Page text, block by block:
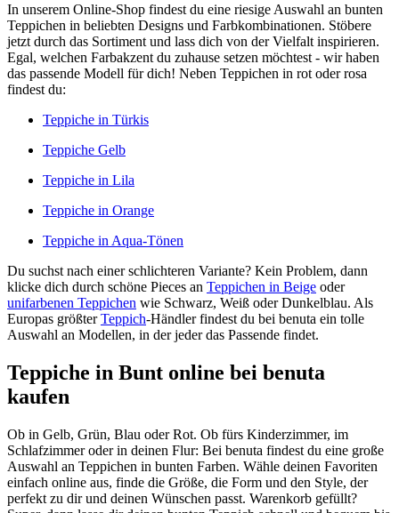
In unserem Online-Shop findest du eine riesige Auswahl an bunten
Teppichen in beliebten Designs und Farbkombinationen. Stöbere
jetzt durch das Sortiment und lass dich von der Vielfalt inspirieren.
Egal, welchen Farbakzent du zuhause setzen möchtest - wir haben
das passende Modell für dich! Neben Teppichen in rot oder rosa
findest du:
Teppiche in Türkis
Teppiche Gelb
Teppiche in Lila
Teppiche in Orange
Teppiche in Aqua-Tönen
Du suchst nach einer schlichteren Variante? Kein Problem, dann
klicke dich durch schöne Pieces an Teppichen in Beige oder
unifarbenen Teppichen wie Schwarz, Weiß oder Dunkelblau. Als
Europas größterTeppich-Händler findest du bei benuta ein tolle
Auswahl an Modellen, in der jeder das Passende findet.
Teppiche in Bunt online bei benuta
kaufen
Ob in Gelb, Grün, Blau oder Rot. Ob fürs Kinderzimmer, im
Schlafzimmer oder in deinen Flur: Bei benuta findest du eine große
Auswahl an Teppichen in bunten Farben. Wähle deinen Favoriten
einfach online aus, finde die Größe, die Form und den Style, der
perfekt zu dir und deinen Wünschen passt. Warenkorb gefüllt?